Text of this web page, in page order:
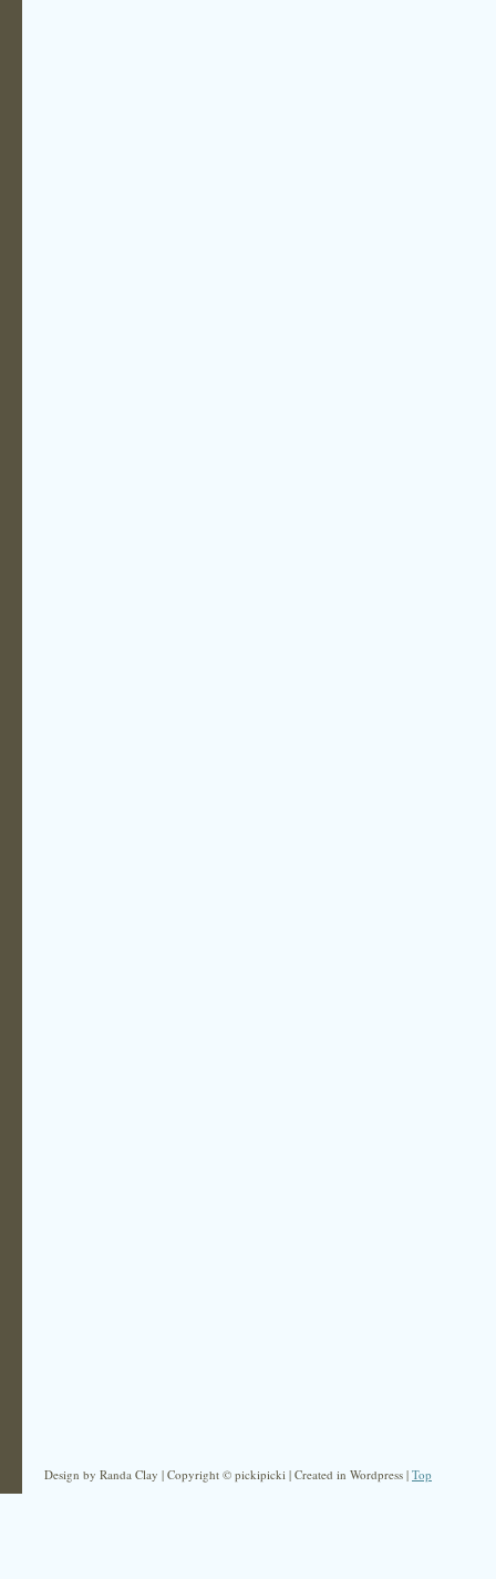
Design by Randa Clay | Copyright © pickipicki | Created in Wordpress | Top